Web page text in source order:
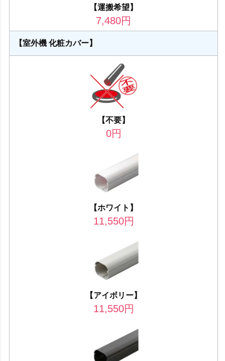
【運搬希望】
7,480円
【室外機 化粧カバー】
【不要】
0円
【ホワイト】
11,550円
【アイボリー】
11,550円